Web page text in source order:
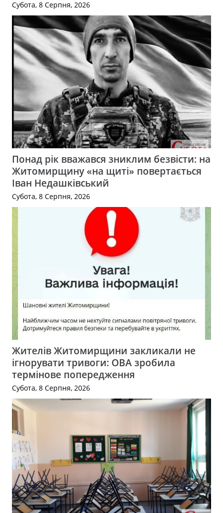
Субота, 8 Серпня, 2026
Понад рік вважався зниклим безвісти: на
Житомирщину «на щиті» повертається
Іван Недашківський
Субота, 8 Серпня, 2026
Жителів Житомирщини закликали не
ігнорувати тривоги: ОВА зробила
термінове попередження
Субота, 8 Серпня, 2026